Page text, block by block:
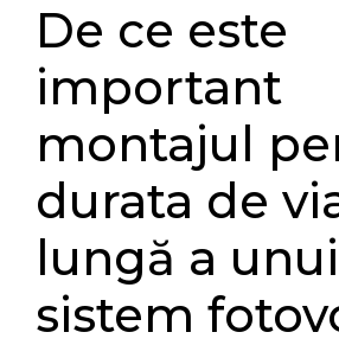
De ce este
important
montajul
durata de
lungă a unui
sistem